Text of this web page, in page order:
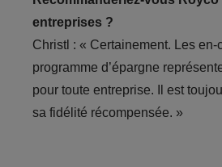
entreprises ?
Christl : « Certainement. Les
programme d’épargne
pour toute entreprise. Il est
sa fidélité récompensée. »